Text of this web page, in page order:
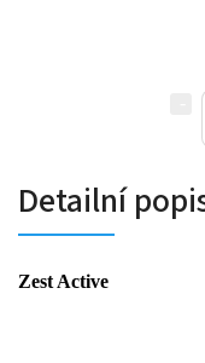
Detailní
Zest Active